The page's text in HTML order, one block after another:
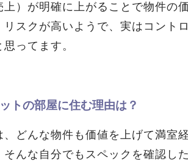
上）が明確に上がることで物件の
リスクが高いようで、実はコント
ってます。
トの部屋に住む理由は？
、どんな物件も価値を上げて満室
そんな自分でもスペックを確認し